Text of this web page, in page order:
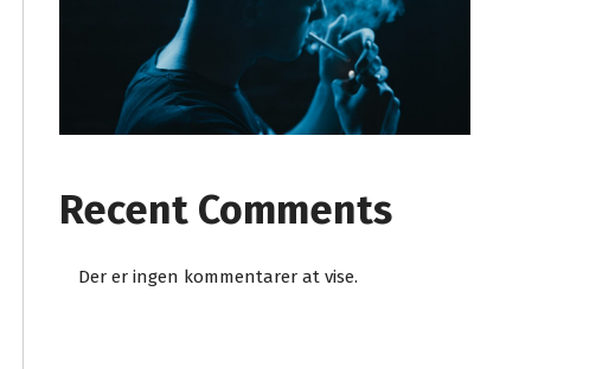
Recent Comments
Der er ingen kommentarer at vise.